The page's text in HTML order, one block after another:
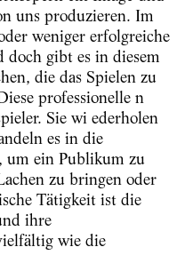
uns produzieren. Im
weniger erfolgreiche
doch gibt es in diesem
die das Spielen zu
professionelle n
Sie wi ederholen
es in die
um ein Publikum zu
zu bringen oder
Tätigkeit ist die
ihre
wie die